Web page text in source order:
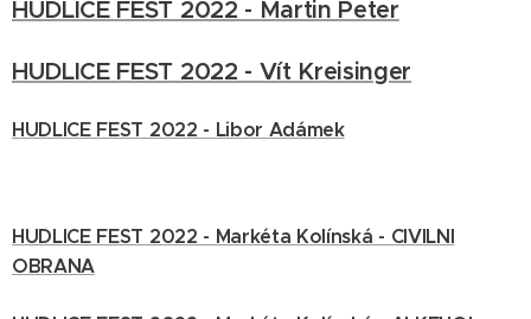
HUDLICE FEST 2022 - Martin Peter
HUDLICE FEST 2022 - Vít Kreisinger
HUDLICE FEST 2022 - Libor Adámek
HUDLICE FEST 2022 - Markéta Kolínská - CIVILNI
OBRANA